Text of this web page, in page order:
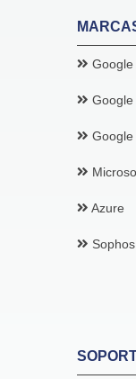
Google
Google
Google
Azure
Sophos